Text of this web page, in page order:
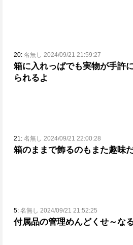
20: 名無し 2024/09/21 21:59:27
箱に入れっぱでも実物が手許
られるよ
21: 名無し 2024/09/21 22:00:28
箱のままで飾るのもまた趣味
5: 名無し 2024/09/21 21:52:25
付属品の管理めんどくせ～な